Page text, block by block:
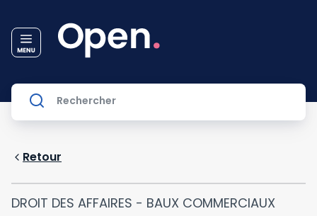
Retour
DROIT DES AFFAIRES - BAUX COMMERCIAUX